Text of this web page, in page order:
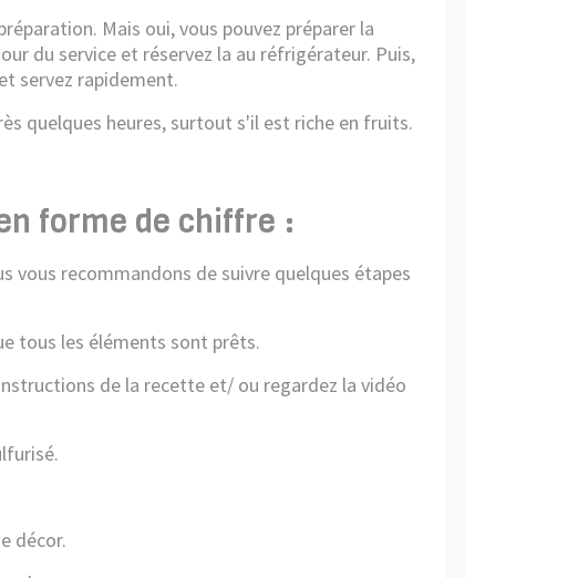
Mais oui, vous pouvez préparer la
du service et réservez la au réfrigérateur. Puis,
servez rapidement.
quelques heures, surtout s'il est riche en fruits.
forme de chiffre :
vous recommandons de suivre quelques étapes
tous les éléments sont prêts.
de la recette et/ ou regardez la vidéo
décor.